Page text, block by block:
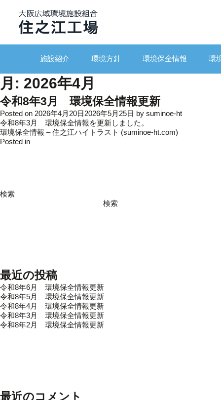
施設紹介 環境方針 環境保全情報 環
月: 2026年4月
令和8年3月 環境保全情報更新
Posted on 2026年4月20日2026年5月25日 by suminoe-ht
令和8年3月 環境保全情報を更新しました。
環境保全情報 – 住之江ハイトラスト (suminoe-ht.com)
Posted in
検索
検索
最近の投稿
令和8年6月 環境保全情報更新
令和8年5月 環境保全情報更新
令和8年4月 環境保全情報更新
令和8年3月 環境保全情報更新
令和8年2月 環境保全情報更新
最近のコメント